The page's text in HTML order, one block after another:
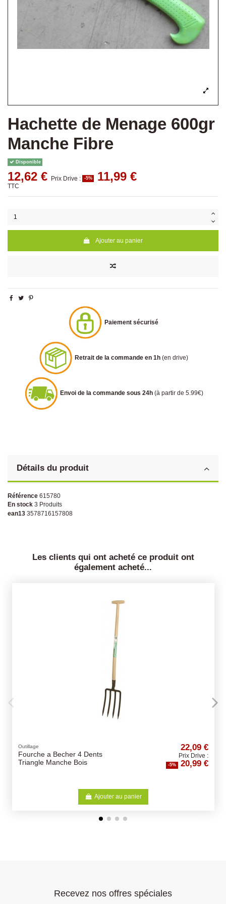
Hachette de Menage 600gr
Manche Fibre
Disponible
12,62 € Prix Drive : -5% 11,99 €
TTC
Ajouter au panier
Paiement sécurisé
Retrait de la commande en 1h (en drive)
Envoi de la commande sous 24h (à partir de 5.99€)
Détails du produit
Référence 615780
En stock 3 Produits
ean13 3578716157808
Les clients qui ont acheté ce produit ont
également acheté...
Prix Drive :
-5% 20,99 €
Croquettes OPTI LIFE chien
Medium et Maxi Adult
Sterilised/Light 12.5Kg -
Opti-Life - Croquettes chiens
Recevez nos offres spéciales